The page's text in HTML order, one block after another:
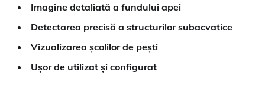
Imagine detaliată a fundului apei
Detectarea precisă a structurilor subacvatice
Vizualizarea școlilor de pești
Ușor de utilizat și configurat